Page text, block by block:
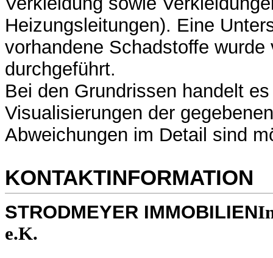
Heizungsleitungen). Eine
vorhandene Schadstoffe wurde
durchgeführt.
Bei den Grundrissen handelt
Visualisierungen der
Abweichungen im Detail sind
KONTAKTINFORMATION
STRODMEYER IMMOBILIEN
e.K.